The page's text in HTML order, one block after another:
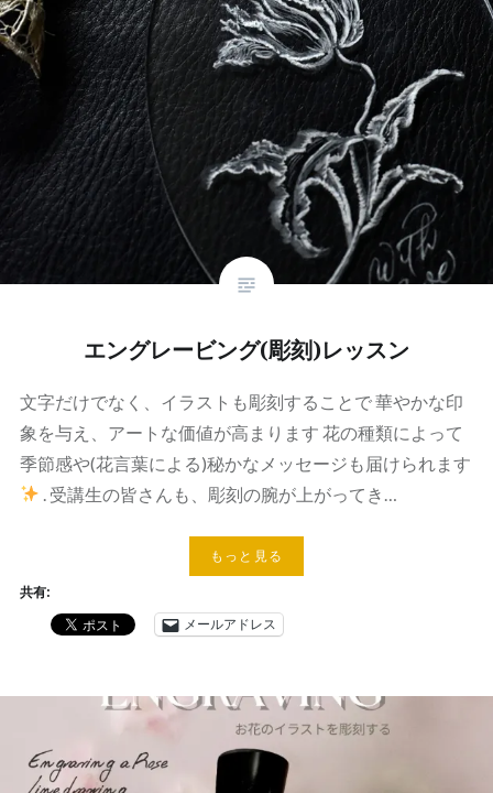
エングレービング(彫刻)レッスン
文字だけでなく、イラストも彫刻することで 華やかな印
象を与え、アートな価値が高まります 花の種類によって
季節感や(花言葉による)秘かなメッセージも届けられます
. 受講生の皆さんも、彫刻の腕が上がってき…
もっと見る
共有:
メールアドレス